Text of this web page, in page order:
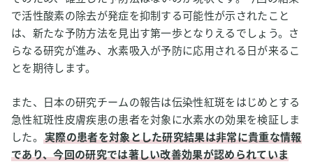
で活性酸素の除去が発症を抑制する可能性が示されたこと
は、新たな予防方法を見出す第一歩となりえるでしょう。さ
らなる研究が進み、水素吸入が予防に応用される日が来るこ
とを期待します。
また、日本の研究チームの報告は伝染性紅斑をはじめとする
急性紅斑性皮膚疾患の患者を対象に水素水の効果を検証しま
した。
実際の患者を対象とした研究結果は非常に貴重な情報
であり、今回の研究では著しい改善効果が認められていま